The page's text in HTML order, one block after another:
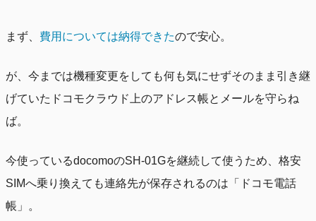
まず、 費用については納得できたので安心。
が、今までは機種変更をしても何も気にせずそのまま引き継
げていたドコモクラウド上のアドレス帳とメールを守らね
ば。
今使っているdocomoのSH-01Gを継続して使うため、格安
SIMへ乗り換えても連絡先が保存されるのは「ドコモ電話
帳」。